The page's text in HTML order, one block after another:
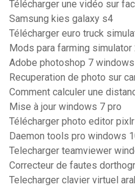
Télécharger une vidéo sur
Samsung kies galaxy s4
Télécharger euro truck
Mods para farming
Adobe photoshop 7
Recuperation de photo sur
Comment calculer une
Mise à jour windows 7 pro
Télécharger photo editor
Daemon tools pro windows
Telecharger teamviewer
Correcteur de fautes
Telecharger clavier virtuel